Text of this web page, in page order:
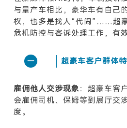
与量产车相比，豪华车有自己
权，也多是找人“代闹” ……超豪
危机防控与客诉处理工作，有
一 超豪车客户群体
雇佣他人交涉现象 ： 超豪车客
会雇佣司机、保姆等到展厅交
度。